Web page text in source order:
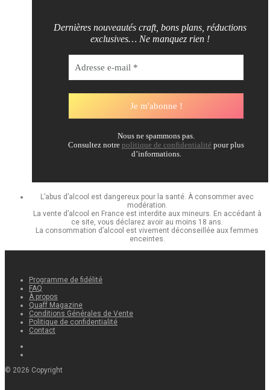
Dernières nouveautés craft, bons plans, réductions
exclusives… Ne manquez rien !
Nous ne spammons pas.
Consultez notre politique de confidentialité pour plus
d’informations.
L’abus d’alcool est dangereux pour la santé. À consommer avec
modération.
La vente d’alcool en France est interdite aux mineurs. En accédant à
ce site, vous déclarez avoir au moins 18 ans.
La consommation d’alcool est vivement déconseillée aux femmes
enceintes.
Programme de fidélité
FAQ
À propos
Quaff Magazine
Conditions Générales de Vente
Politique de confidentialité
Contact
© 2026 Copyright